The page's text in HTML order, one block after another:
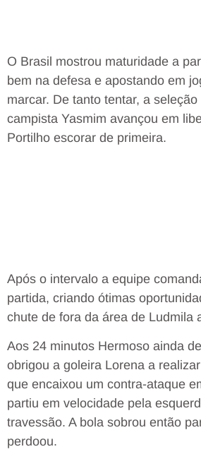
O Brasil mostrou maturidade a
bem na defesa e apostando em
marcar. De tanto tentar, a
campista Yasmim avançou em
Portilho escorar de primeira.
Após o intervalo a equipe
partida, criando ótimas
chute de fora da área de Ludmila
Aos 24 minutos Hermoso ainda
obrigou a goleira Lorena a
que encaixou um contra-ataque
partiu em velocidade pela
travessão. A bola sobrou então
perdoou.